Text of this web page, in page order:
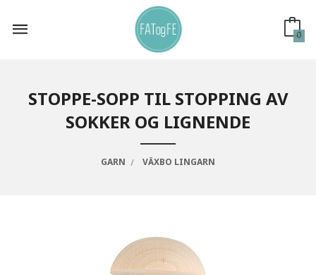
innholdet
0
STOPPE-SOPP TIL STOPPING AV
SOKKER OG LIGNENDE
GARN VÄXBO LINGARN